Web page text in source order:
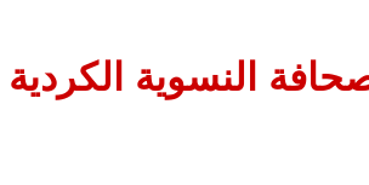
النسوية الكردية